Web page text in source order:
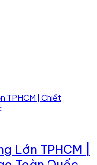
Lớn TPHCM |